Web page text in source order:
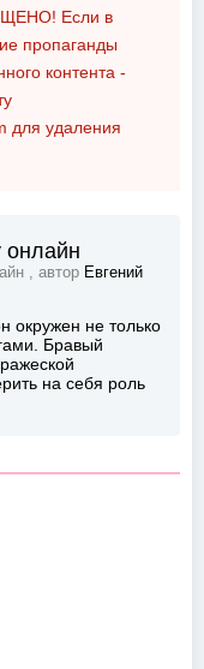
Если в
пропаганды
контента -
для удаления
онлайн
, автор Евгений
окружен не только
Бравый
на себя роль